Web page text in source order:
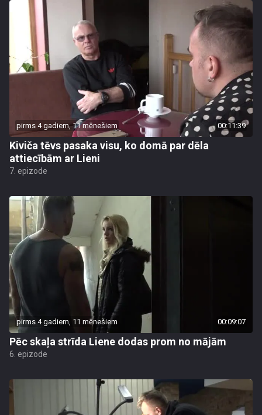
pirms 4 gadiem, 11 mēnešiem 00:11:39
Kiviča tēvs pasaka visu, ko domā par dēla
attiecībām ar Lieni
7. epizode
pirms 4 gadiem, 11 mēnešiem 00:09:07
Pēc skaļa strīda Liene dodas prom no mājām
6. epizode